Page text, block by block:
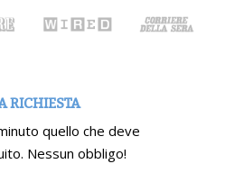
RICHIESTA
quello che deve
Nessun obbligo!